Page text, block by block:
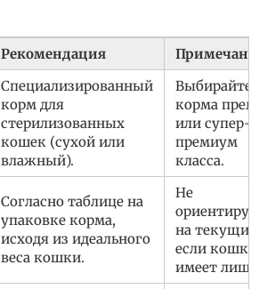
Рекомендация Примечание
Специализированный
корм для
стерилизованных
кошек (сухой или
влажный).
Выбирайте
корма
или супер-
премиум
класса.
Согласно таблице на
упаковке корма,
исходя из идеального
веса кошки.
Не
на текущий
если кошка
имеет